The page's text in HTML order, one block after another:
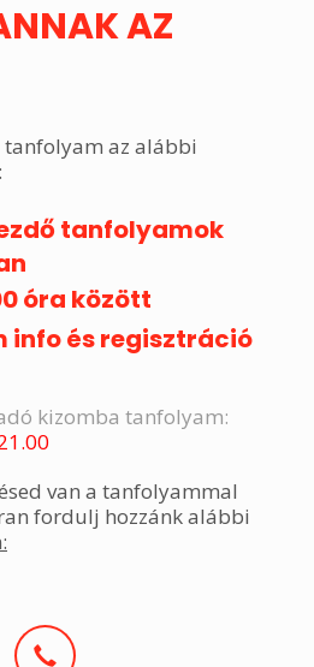
AZ
az alábbi
tanfolyamok
óra között
info és regisztráció
kizomba tanfolyam:
van a tanfolyammal
fordulj hozzánk alábbi